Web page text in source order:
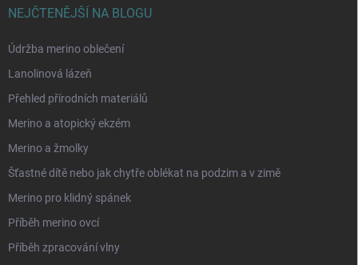
NEJČTENĚJŠÍ NA BLOGU
Údržba merino oblečení
Lanolinová lázeň
Přehled přírodních materiálů
Merino a atopický ekzém
Merino a žmolky
Šťastné dítě nebo jak chytře oblékat na podzim a v zimě
Merino pro klidný spánek
Příběh merino ovcí
Příběh zpracování vlny